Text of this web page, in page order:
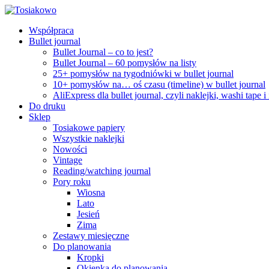
Współpraca
Bullet journal
Bullet Journal – co to jest?
Bullet Journal – 60 pomysłów na listy
25+ pomysłów na tygodniówki w bullet journal
10+ pomysłów na… oś czasu (timeline) w bullet journal
AliExpress dla bullet journal, czyli naklejki, washi tape i
Do druku
Sklep
Tosiakowe papiery
Wszystkie naklejki
Nowości
Vintage
Reading/watching journal
Pory roku
Wiosna
Lato
Jesień
Zima
Zestawy miesięczne
Do planowania
Kropki